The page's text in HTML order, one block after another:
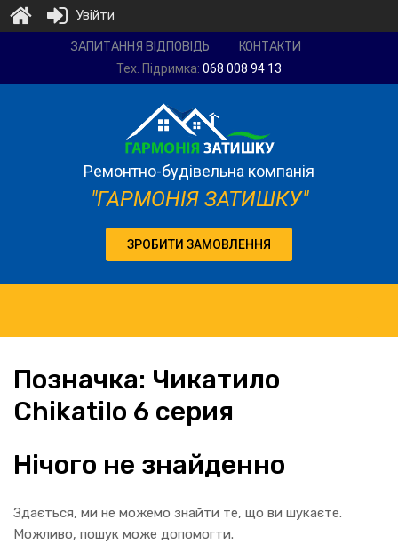
компанія
ЗАПИТАННЯ ВІДПОВІДЬ КОНТАКТИ
Тех. Підримка: 068 008 94 13
Ремонтно-будівельна компанія
"ГАРМОНІЯ ЗАТИШКУ"
ЗРОБИТИ ЗАМОВЛЕННЯ
Позначка: Чикатило
Chikatilo 6 серия
Нічого не знайденно
Здається, ми не можемо знайти те, що ви шукаєте.
Можливо, пошук може допомогти.
Увійти